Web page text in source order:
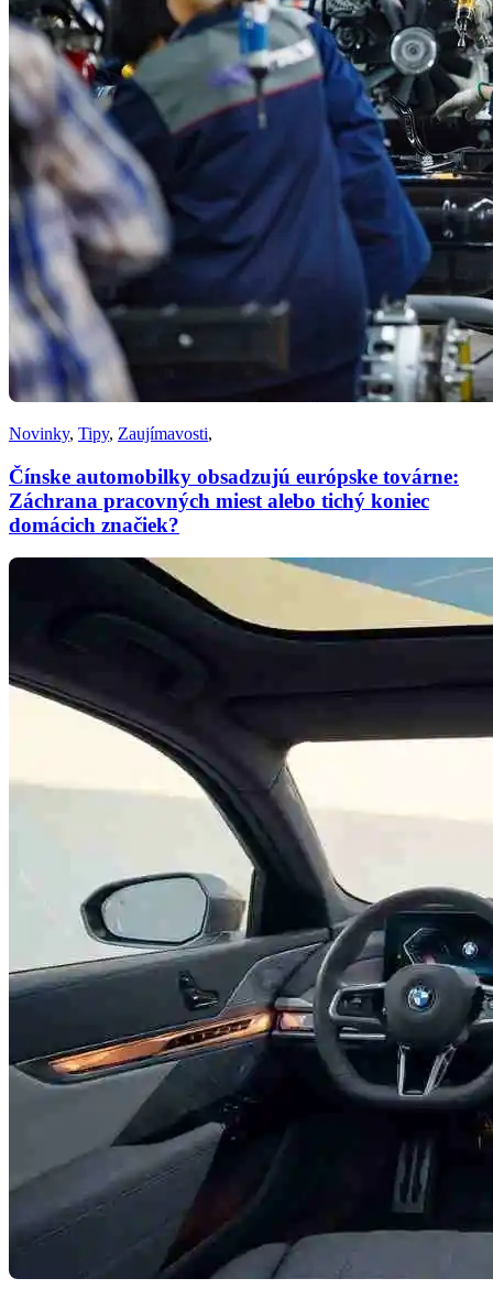
Novinky, Tipy, Zaujímavosti,
Čínske automobilky obsadzujú európske továrne:
Záchrana pracovných miest alebo tichý koniec
domácich značiek?